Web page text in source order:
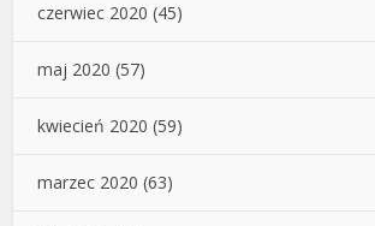
czerwiec 2020 (45)
maj 2020 (57)
kwiecień 2020 (59)
marzec 2020 (63)